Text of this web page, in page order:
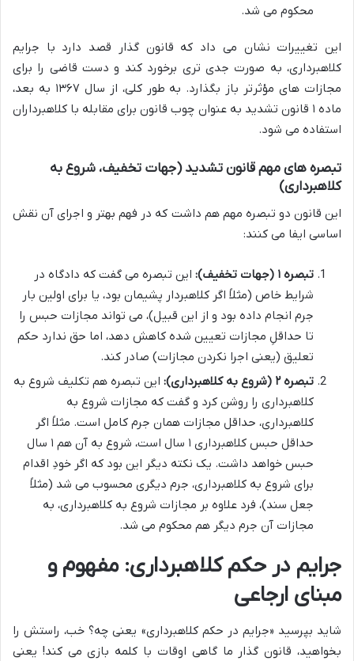
محکوم می شد.
این تغییرات نشان می داد که قانون گذار قصد دارد با جرایم
کلاهبرداری، به صورت جدی تری برخورد کند و دست قاضی را برای
مجازات های مؤثرتر باز بگذارد. به طور کلی، از سال ۱۳۶۷ به بعد،
ماده ۱ قانون تشدید به عنوان چوب قانون برای مقابله با کلاهبرداران
استفاده می شود.
تبصره های مهم قانون تشدید (جهات تخفیف، شروع به
کلاهبرداری)
این قانون دو تبصره مهم هم داشت که در فهم بهتر و اجرای آن نقش
اساسی ایفا می کنند:
تبصره ۱ (جهات تخفیف):
این تبصره می گفت که دادگاه در
شرایط خاص (مثلاً اگر کلاهبردار پشیمان بود، یا برای اولین بار
جرم انجام داده بود و از این قبیل)، می تواند مجازات حبس را
تا حداقلِ مجازات تعیین شده کاهش دهد، اما حق ندارد حکم
تعلیق (یعنی اجرا نکردن مجازات) صادر کند.
تبصره ۲ (شروع به کلاهبرداری):
این تبصره هم تکلیف شروع به
کلاهبرداری را روشن کرد و گفت که مجازات شروع به
کلاهبرداری، حداقل مجازات همان جرم کامل است. مثلاً اگر
حداقل حبس کلاهبرداری ۱ سال است، شروع به آن هم ۱ سال
حبس خواهد داشت. یک نکته دیگر این بود که اگر خودِ اقدام
برای شروع به کلاهبرداری، جرم دیگری محسوب می شد (مثلاً
جعل سند)، فرد علاوه بر مجازات شروع به کلاهبرداری، به
مجازات آن جرم دیگر هم محکوم می شد.
جرایم در حکم کلاهبرداری: مفهوم و
مبنای ارجاعی
شاید بپرسید «جرایم در حکم کلاهبرداری» یعنی چه؟ خب، راستش را
بخواهید، قانون گذار ما گاهی اوقات با کلمه بازی می کند! یعنی